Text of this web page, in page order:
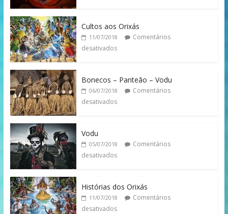
Cultos aos Orixás
11/07/2018
Comentários
desativados
Bonecos – Panteão – Vodu
06/07/2018
Comentários
desativados
Vodu
05/07/2018
Comentários
desativados
Histórias dos Orixás
11/07/2018
Comentários
desativados